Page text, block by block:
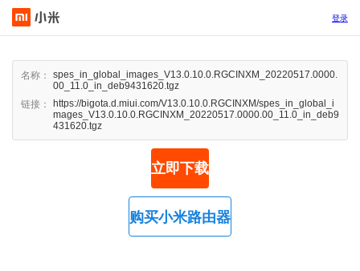
登录
名称：
spes_in_global_images_V13.0.10.0.RGCINXM_20220517.0000.
00_11.0_in_deb9431620.tgz
链接：
https://bigota.d.miui.com/V13.0.10.0.RGCINXM/spes_in_global_i
mages_V13.0.10.0.RGCINXM_20220517.0000.00_11.0_in_deb9
431620.tgz
立即下载
购买小米路由器